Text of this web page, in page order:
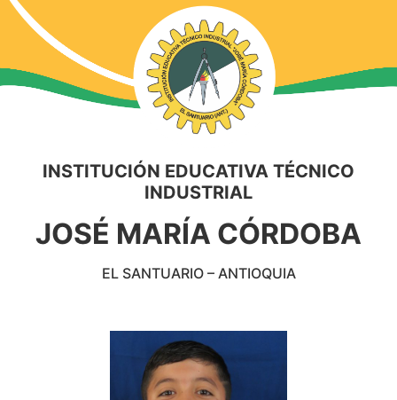
INSTITUCIÓN EDUCATIVA TÉCNICO
INDUSTRIAL
JOSÉ MARÍA CÓRDOBA
EL SANTUARIO – ANTIOQUIA